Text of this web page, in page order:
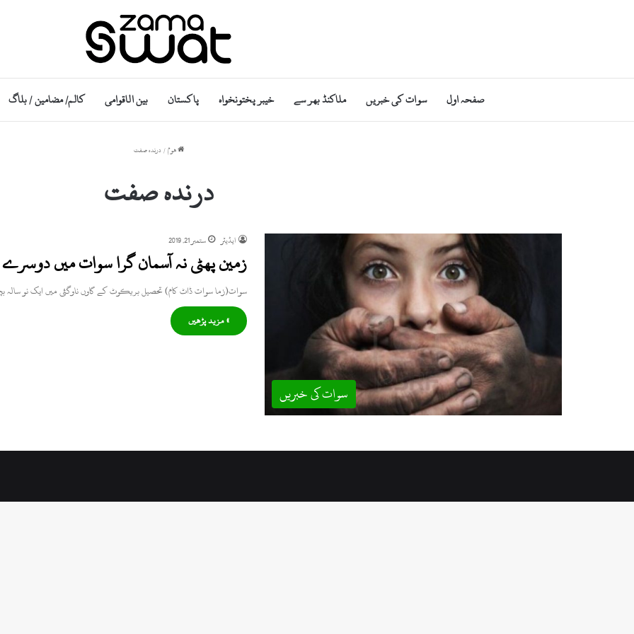
صفحہ اول سوات کی خبریں ملاکنڈ بھر سے خیبر پختونخواہ پاکستان بین الاقوامی کالم/ مضامین / بلاگ
ھوم / درندہ صفت
درندہ صفت
سوات کی خبریں
ایڈیٹر ستمبر 21, 2019
زمین پھٹی نہ آسمان گرا سوات میں دوسرے
سوات(زما سوات ڈاٹ کام) تحصیل بریکوٹ کے گاوں ناوگئی میں ایک نو سالہ
» مزید پڑھیں